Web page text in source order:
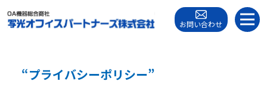
お問い合わせ
“プライバシーポリシー”